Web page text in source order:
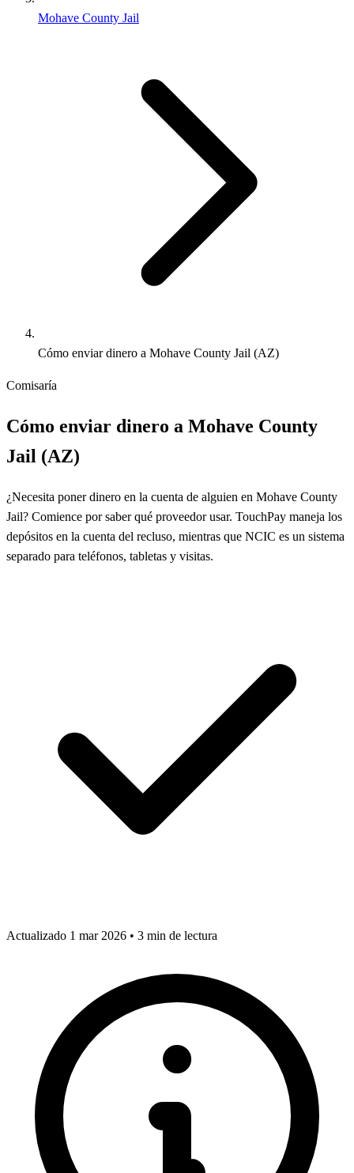
Mohave County Jail
Cómo enviar dinero a Mohave County Jail (AZ)
Comisaría
Cómo enviar dinero a Mohave County
Jail (AZ)
¿Necesita poner dinero en la cuenta de alguien en Mohave County
Jail? Comience por saber qué proveedor usar. TouchPay maneja los
depósitos en la cuenta del recluso, mientras que NCIC es un sistema
separado para teléfonos, tabletas y visitas.
Actualizado 1 mar 2026 • 3 min de lectura